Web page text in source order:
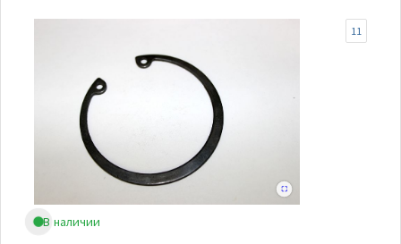
В наличии
11